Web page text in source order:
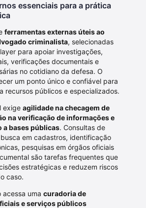
essenciais para a prática
ferramentas externas úteis ao
criminalista, selecionadas
para apoiar investigações,
verificações documentais e
no cotidiano da defesa. O
um ponto único e confiável para
recursos públicos e especializados.
exige agilidade na checagem de
na verificação de informações e
a bases públicas. Consultas de
em cadastros, identificação
pesquisas em órgãos oficiais
são tarefas frequentes que
estratégicas e reduzem riscos
caso.
acessa uma curadoria de
e serviços públicos